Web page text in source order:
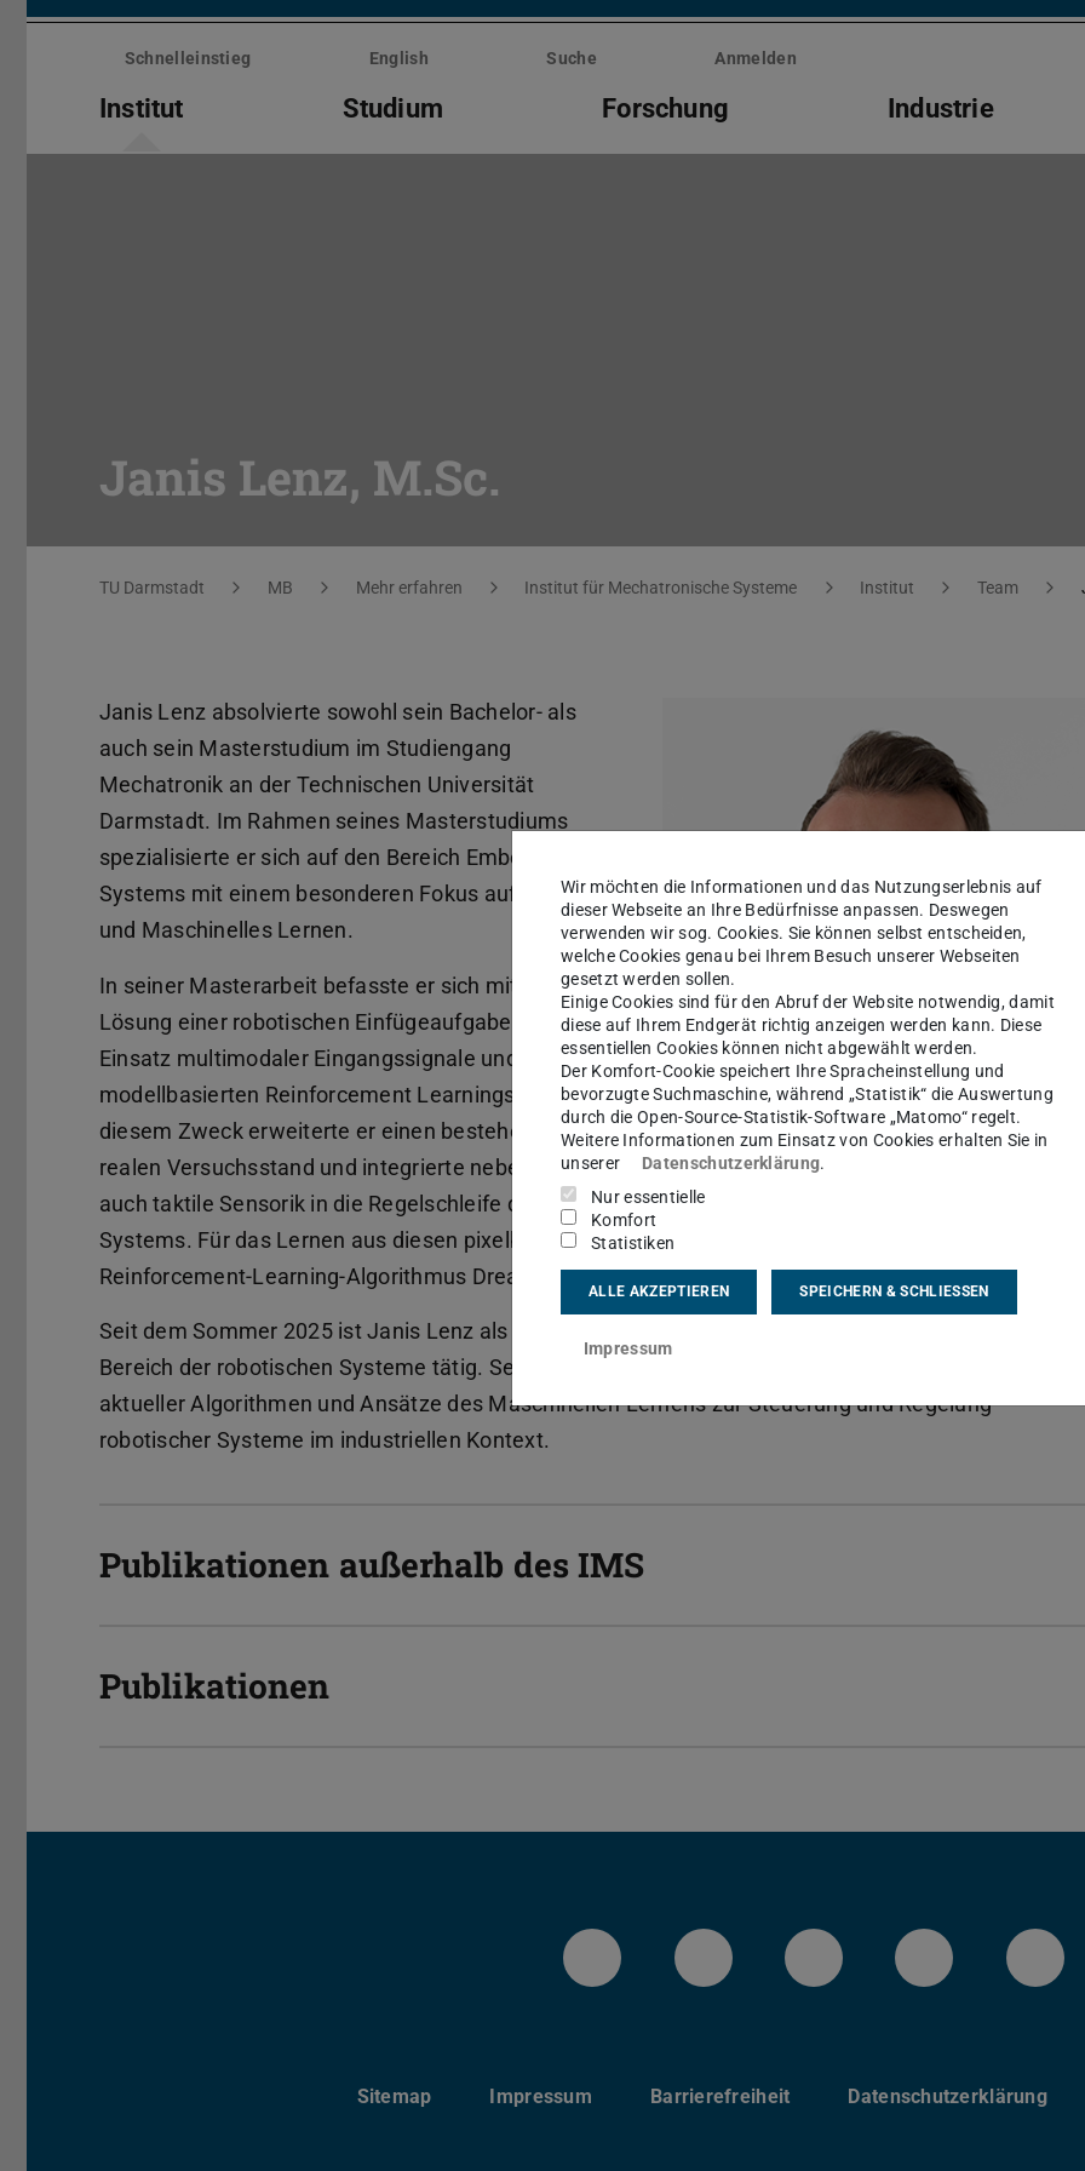
Menü
überspringenSchnelleinstieg English Suche Anmelden
Institut Studium Forschung Industrie
Janis Lenz, M.Sc.
Sie befinden sich hier:
TU Darmstadt MB Mehr erfahren Institut für Mechatronische Systeme Institut Team
Janis Lenz absolvierte sowohl sein Bachelor- als
auch sein Masterstudium im Studiengang
Mechatronik an der Technischen Universität
Darmstadt. Im Rahmen seines Masterstudiums
spezialisierte er sich auf den Bereich Embedded
Systems mit einem besonderen Fokus auf Robotik
und Maschinelles Lernen.
In seiner Masterarbeit befasste er sich mit der
Lösung einer robotischen Einfügeaufgabe unter
Einsatz multimodaler Eingangssignale und
modellbasierten Reinforcement Learnings. Zu
diesem Zweck erweiterte er einen bestehenden,
realen Versuchsstand und integrierte neben visueller
auch taktile Sensorik in die Regelschleife des
Systems. Für das Lernen aus diesen pixelbasierten Eingaben setzte er den modelbasierten
Reinforcement-Learning-Algorithmus Dreamer ein, der ein end-to-end-Training ermöglicht.
Seit dem Sommer 2025 ist Janis Lenz als Wissenschaftlicher Mitarbeiter am IMS/IRM im
Bereich der robotischen Systeme tätig. Seine Forschung konzentriert sich auf den Einsatz
aktueller Algorithmen und Ansätze des Maschinellen Lernens zur Steuerung und Regelung
robotischer Systeme im industriellen Kontext.
Publikationen außerhalb des IMS
Publikationen
LinkedIn-Seite des IMS
Instragram-Kanal des FB
Facebook-Seite
Bluesky-
Sitemap Impressum Barrierefreiheit Datenschutzerklärung
Wir möchten die Informationen und das Nutzungserlebnis auf
dieser Webseite an Ihre Bedürfnisse anpassen. Deswegen
verwenden wir sog. Cookies. Sie können selbst entscheiden,
welche Cookies genau bei Ihrem Besuch unserer Webseiten
gesetzt werden sollen.
Einige Cookies sind für den Abruf der Website notwendig, damit
diese auf Ihrem Endgerät richtig anzeigen werden kann. Diese
essentiellen Cookies können nicht abgewählt werden.
Der Komfort-Cookie speichert Ihre Spracheinstellung und
bevorzugte Suchmaschine, während „Statistik“ die Auswertung
durch die Open-Source-Statistik-Software „Matomo“ regelt.
Weitere Informationen zum Einsatz von Cookies erhalten Sie in
unserer
Datenschutzerklärung.
Nur essentielle
Komfort
Statistiken
ALLE AKZEPTIEREN SPEICHERN & SCHLIESSEN
Impressum